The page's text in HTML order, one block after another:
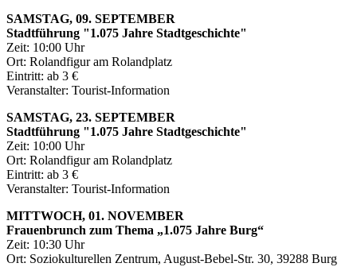
SAMSTAG, 09. SEPTEMBER
Stadtführung "1.075 Jahre Stadtgeschichte"
Zeit: 10:00 Uhr
Ort: Rolandfigur am Rolandplatz
Eintritt: ab 3 €
Veranstalter: Tourist-Information
SAMSTAG, 23. SEPTEMBER
Stadtführung "1.075 Jahre Stadtgeschichte"
Zeit: 10:00 Uhr
Ort: Rolandfigur am Rolandplatz
Eintritt: ab 3 €
Veranstalter: Tourist-Information
MITTWOCH, 01. NOVEMBER
Frauenbrunch zum Thema „1.075 Jahre Burg“
Zeit: 10:30 Uhr
Ort: Soziokulturellen Zentrum, August-Bebel-Str. 30, 39288 Burg